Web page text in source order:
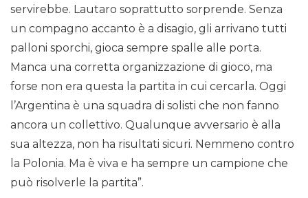
servirebbe. Lautaro soprattutto sorprende. Senza
un compagno accanto è a disagio, gli arrivano tutti
palloni sporchi, gioca sempre spalle alle porta.
Manca una corretta organizzazione di gioco, ma
forse non era questa la partita in cui cercarla. Oggi
l’Argentina è una squadra di solisti che non fanno
ancora un collettivo. Qualunque avversario è alla
sua altezza, non ha risultati sicuri. Nemmeno contro
la Polonia. Ma è viva e ha sempre un campione che
può risolverle la partita”.